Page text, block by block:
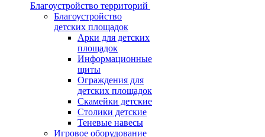
Благоустройство территорий
Благоустройство
детских площадок
Арки для детских
площадок
Информационные
щиты
Ограждения для
детских площадок
Скамейки детские
Столики детские
Теневые навесы
Игровое оборудование